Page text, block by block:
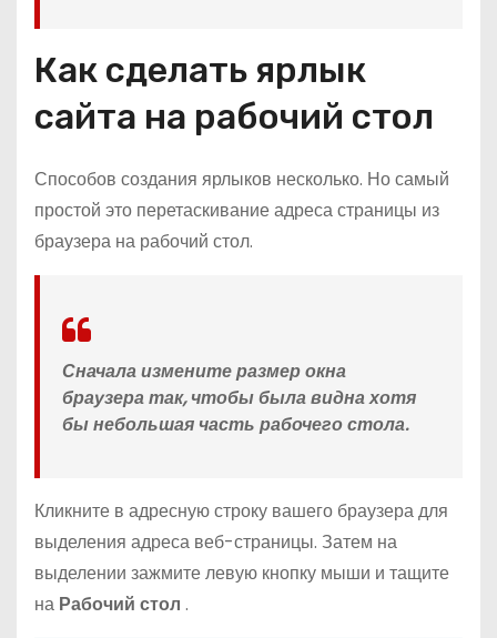
Как сделать ярлык
сайта на рабочий стол
Способов создания ярлыков несколько. Но самый
простой это перетаскивание адреса страницы из
браузера на рабочий стол.
Сначала измените размер окна
браузера так, чтобы была видна хотя
бы небольшая часть рабочего стола.
Кликните в адресную строку вашего браузера для
выделения адреса веб-страницы. Затем на
выделении зажмите левую кнопку мыши и тащите
на Рабочий стол .